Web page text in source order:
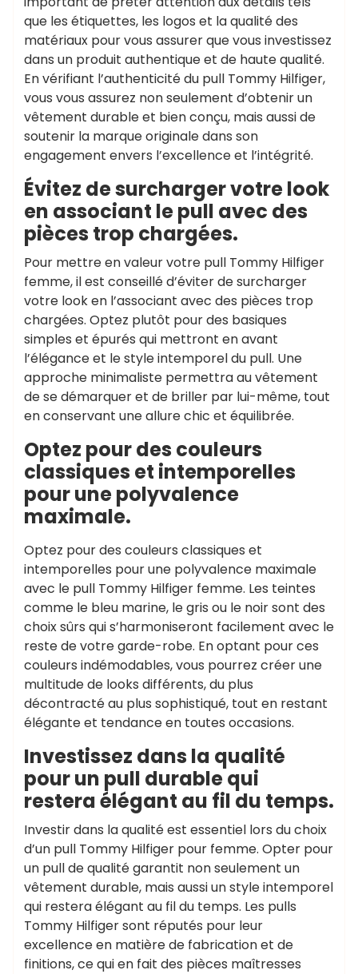
que les étiquettes, les logos et la qualité des
matériaux pour vous assurer que vous investissez
dans un produit authentique et de haute qualité.
En vérifiant l’authenticité du pull Tommy Hilfiger,
vous vous assurez non seulement d’obtenir un
vêtement durable et bien conçu, mais aussi de
soutenir la marque originale dans son
engagement envers l’excellence et l’intégrité.
Évitez de surcharger votre look
en associant le pull avec des
pièces trop chargées.
Pour mettre en valeur votre pull Tommy Hilfiger
femme, il est conseillé d’éviter de surcharger
votre look en l’associant avec des pièces trop
chargées. Optez plutôt pour des basiques
simples et épurés qui mettront en avant
l’élégance et le style intemporel du pull. Une
approche minimaliste permettra au vêtement
de se démarquer et de briller par lui-même, tout
en conservant une allure chic et équilibrée.
Optez pour des couleurs
classiques et intemporelles
pour une polyvalence
maximale.
Optez pour des couleurs classiques et
intemporelles pour une polyvalence maximale
avec le pull Tommy Hilfiger femme. Les teintes
comme le bleu marine, le gris ou le noir sont des
choix sûrs qui s’harmoniseront facilement avec le
reste de votre garde-robe. En optant pour ces
couleurs indémodables, vous pourrez créer une
multitude de looks différents, du plus
décontracté au plus sophistiqué, tout en restant
élégante et tendance en toutes occasions.
Investissez dans la qualité
pour un pull durable qui
restera élégant au fil du temps.
Investir dans la qualité est essentiel lors du choix
d’un pull Tommy Hilfiger pour femme. Opter pour
un pull de qualité garantit non seulement un
vêtement durable, mais aussi un style intemporel
qui restera élégant au fil du temps. Les pulls
Tommy Hilfiger sont réputés pour leur
excellence en matière de fabrication et de
finitions, ce qui en fait des pièces maîtresses